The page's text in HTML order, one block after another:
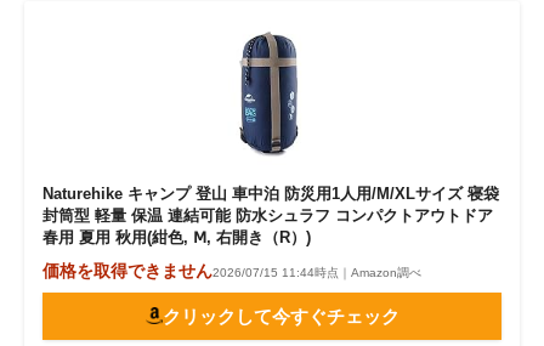
Naturehike キャンプ 登山 車中泊 防災用1人用/M/XLサイズ 寝袋
封筒型 軽量 保温 連結可能 防水シュラフ コンパクトアウトドア
春用 夏用 秋用(紺色, Ⅿ, 右開き（R）)
価格を取得できません2026/07/15 11:44時点｜Amazon調べ
クリックして今すぐチェック